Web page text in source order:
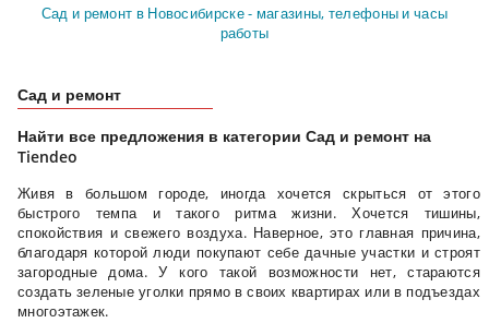
Сад и ремонт в Новосибирске - магазины, телефоны и часы
работы
Сад и ремонт
Найти все предложения в категории Сад и ремонт на
Tiendeo
Живя в большом городе, иногда хочется скрыться от этого
быстрого темпа и такого ритма жизни. Хочется тишины,
спокойствия и свежего воздуха. Наверное, это главная причина,
благодаря которой люди покупают себе дачные участки и строят
загородные дома. У кого такой возможности нет, стараются
создать зеленые уголки прямо в своих квартирах или в подъездах
многоэтажек.